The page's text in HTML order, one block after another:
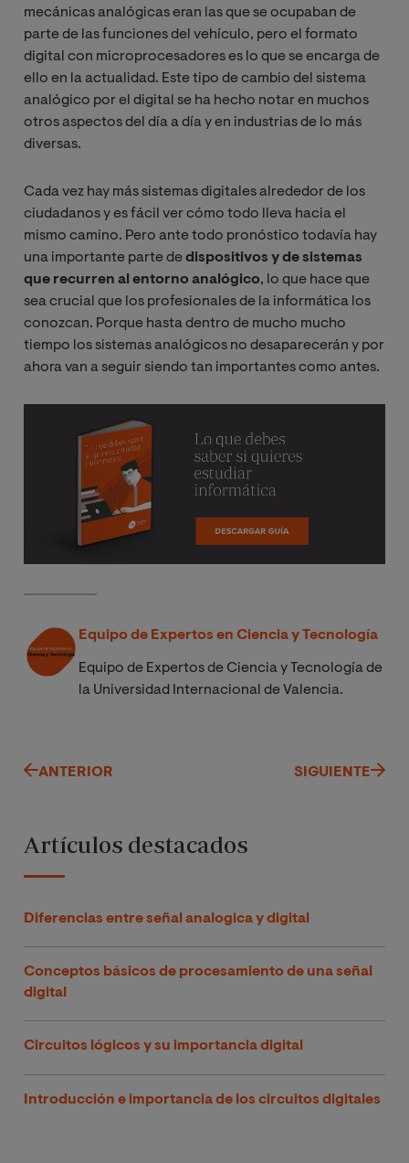
mecánicas analógicas eran las que se ocupaban de
parte de las funciones del vehículo, pero el formato
digital con microprocesadores es lo que se encarga de
ello en la actualidad. Este tipo de cambio del sistema
analógico por el digital se ha hecho notar en muchos
otros aspectos del día a día y en industrias de lo más
diversas.
Cada vez hay más sistemas digitales alrededor de los
ciudadanos y es fácil ver cómo todo lleva hacia el
mismo camino. Pero ante todo pronóstico todavía hay
una importante parte dedispositivos y de sistemas
que recurren al entorno analógico, lo que hace que
sea crucial que los profesionales de la informática los
conozcan. Porque hasta dentro de mucho mucho
tiempo los sistemas analógicos no desaparecerán y por
ahora van a seguir siendo tan importantes como antes.
Equipo de Expertos en Ciencia y Tecnología
Equipo de Expertos de Ciencia y Tecnología de
la Universidad Internacional de Valencia.
ANTERIOR SIGUIENTE
Artículos destacados
Diferencias entre señal analogica y digital
Conceptos básicos de procesamiento de una señal
digital
Circuitos lógicos y su importancia digital
Introducción e importancia de los circuitos digitales